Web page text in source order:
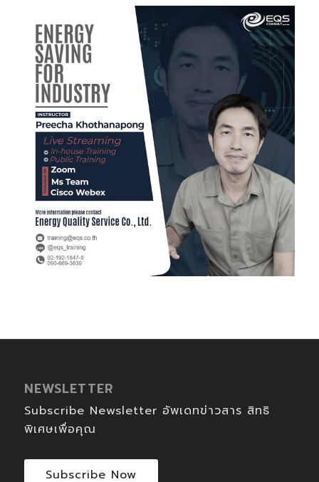
NEWSLETTER
Subscribe Newsletter อัพเดทข่าวสาร สิทธิ
พิเศษเพื่อคุณ
Subscribe Now